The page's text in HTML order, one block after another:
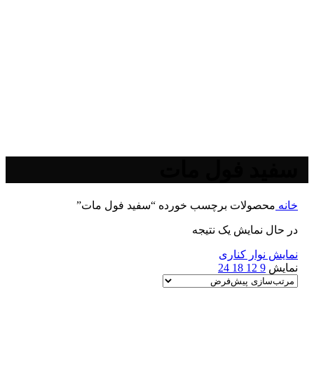
خانه محصولات برچسب خورده “سفید فول مات”
در حال نمایش یک نتیجه
نمایش نوار کناری
نمایش 9
12
18
24